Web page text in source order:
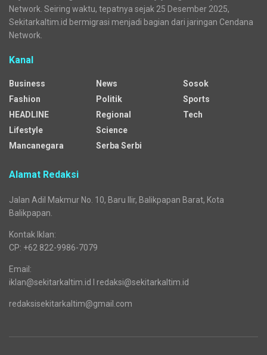
Network. Seiring waktu, tepatnya sejak 25 Desember 2025,
Sekitarkaltim.id bermigrasi menjadi bagian dari jaringan Cendana
Network.
Kanal
Business
Fashion
HEADLINE
Lifestyle
Mancanegara
News
Politik
Regional
Science
Serba Serbi
Sosok
Sports
Tech
Alamat Redaksi
Jalan Adil Makmur No. 10, Baru Ilir, Balikpapan Barat, Kota
Balikpapan.
Kontak Iklan:
CP: +62 822-9986-7079
Email:
iklan@sekitarkaltim.id I redaksi@sekitarkaltim.id
redaksisekitarkaltim@gmail.com